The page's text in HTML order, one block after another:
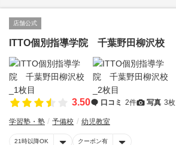
店舗公式
ITTO個別指導学院 千葉野田柳沢校
3.50 口コミ 2件 写真 3枚
学習塾・塾 予備校 幼児教室
21時以降OK クーポン有